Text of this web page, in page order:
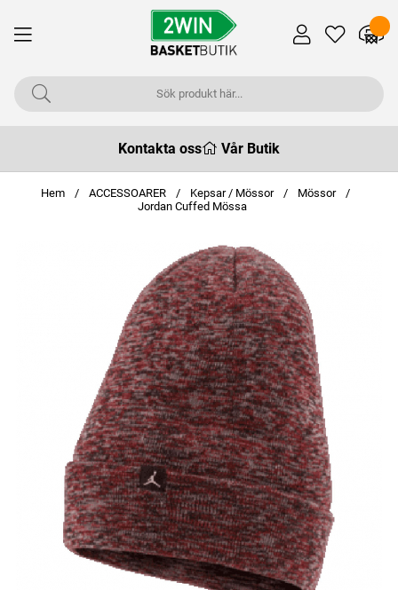
Kontakta oss Vår Butik
Hem ACCESSOARER Kepsar / Mössor
Mössor
Jordan Cuffed Mössa